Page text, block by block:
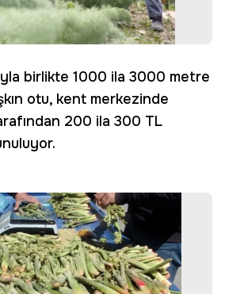
birlikte 1000 ila 3000 metre
otu, kent merkezinde
200 ila 300 TL